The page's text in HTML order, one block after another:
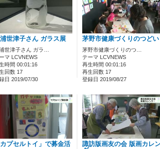
世津子さん ガラス展
世津子さん ガラ…
マ LCVNEWS
時間 00:01:16
回数 17
日 2019/07/30
茅野市健康づくりのつどい
茅野市健康づくりのつ…
テーマ LCVNEWS
再生時間 00:01:16
再生回数 17
登録日 2019/08/27
カプセルトイ」で募金活
諏訪版画友の会 版画カレ